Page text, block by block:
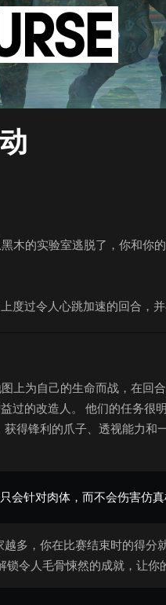
木的实验室逃脱了，你和你
度过令人心跳加速的回合，
上为自己的生命而战，在回
的改造人。 他们的任务很
得锋利的爪子、透视能力
会针对肉体，而不会伤害仿真
多，你在比赛结束时的得分
令人毛骨悚然的成就，让你